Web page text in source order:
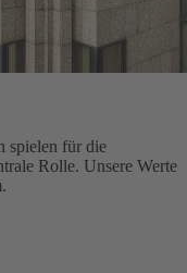
spielen für die
Rolle. Unsere Werte